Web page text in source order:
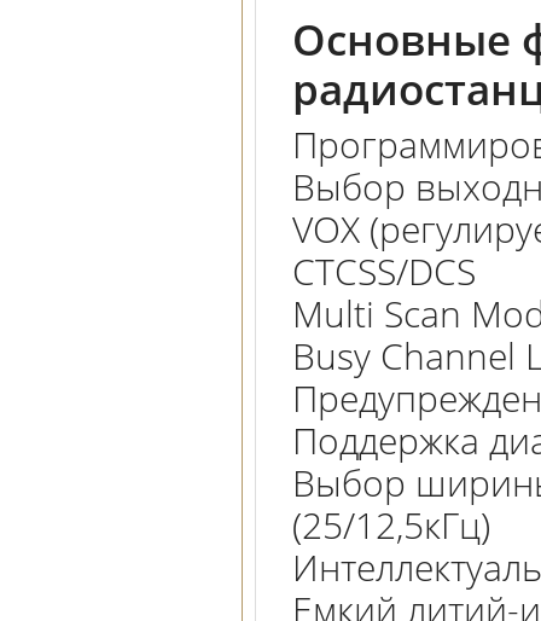
Основные
Выбор
VOX
CTCSS/DCS
Multi Scan
Busy Channel
Поддержка
Выбор
(25/12,5кГц)
Емкий литий-